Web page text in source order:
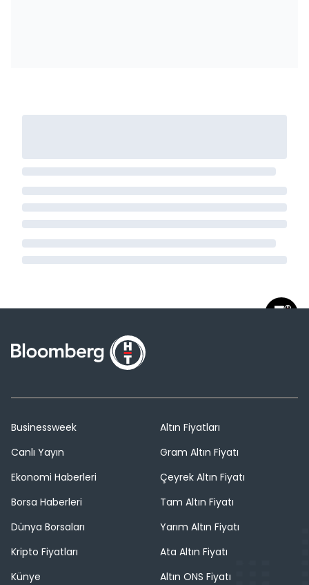
Businessweek
Canlı Yayın
Ekonomi Haberleri
Borsa Haberleri
Dünya Borsaları
Kripto Fiyatları
Künye
Altın Fiyatları
Gram Altın Fiyatı
Çeyrek Altın Fiyatı
Tam Altın Fiyatı
Yarım Altın Fiyatı
Ata Altın Fiyatı
Altın ONS Fiyatı